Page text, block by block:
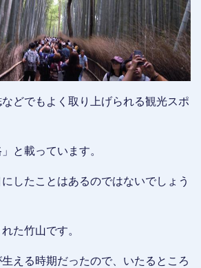
どでもよく取り上げられる観光スポ
と載っています。
したことはあるのではないでしょう
た竹山です。
える時期だったので、いたるところ